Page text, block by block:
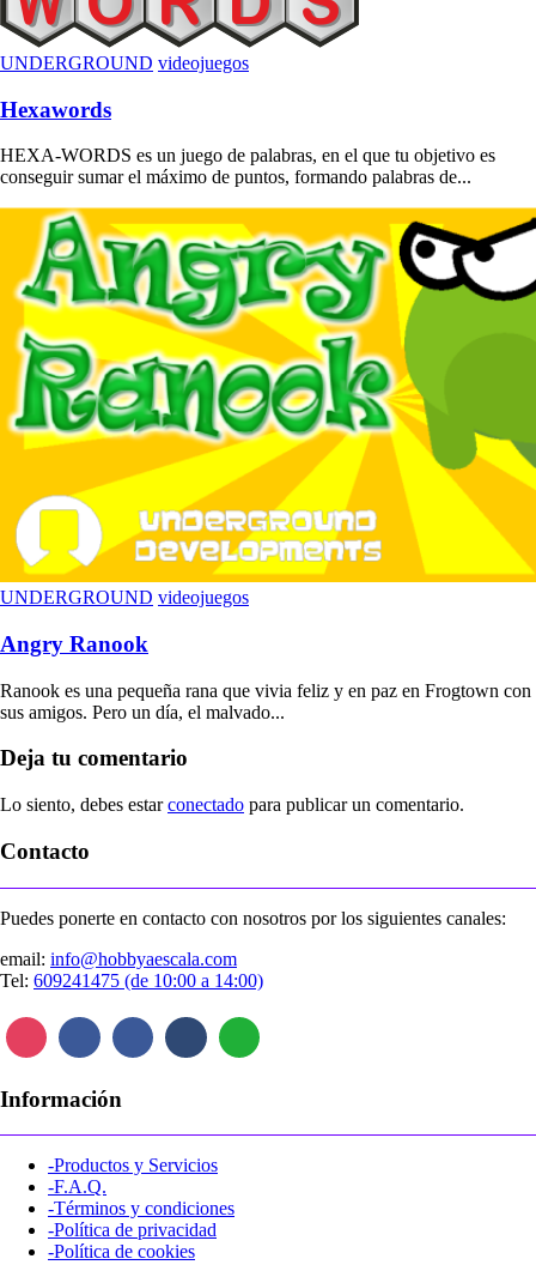
UNDERGROUND videojuegos
Hexawords
HEXA-WORDS es un juego de palabras, en el que tu objetivo es
conseguir sumar el máximo de puntos, formando palabras de...
UNDERGROUND videojuegos
Angry Ranook
Ranook es una pequeña rana que vivia feliz y en paz en Frogtown con
sus amigos. Pero un día, el malvado...
Deja tu comentario
Lo siento, debes estarconectado para publicar un comentario.
Contacto
Puedes ponerte en contacto con nosotros por los siguientes canales:
email: info@hobbyaescala.com
Tel: 609241475 (de 10:00 a 14:00)
Información
-Productos y Servicios
-F.A.Q.
-Términos y condiciones
-Política de privacidad
-Política de cookies